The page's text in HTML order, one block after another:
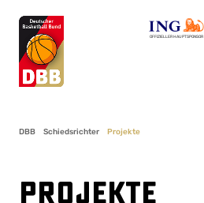
OFFIZIELLER HAUPTSPONSOR
DBB Schiedsrichter Projekte
Projekte